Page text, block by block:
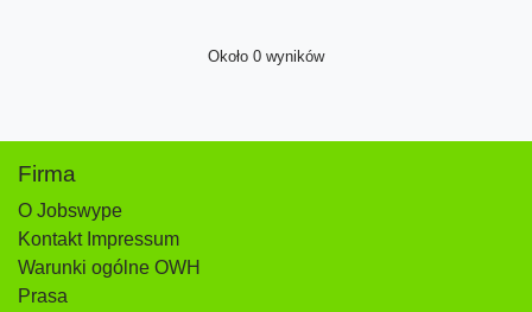
Około 0 wyników
Firma
O Jobswype
Kontakt Impressum
Warunki ogólne OWH
Prasa